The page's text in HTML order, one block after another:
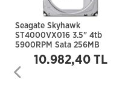
Seagate Skyhawk
ST4000VX016 3.5" 4tb
5900RPM Sata 256MB
10.982,40 TL